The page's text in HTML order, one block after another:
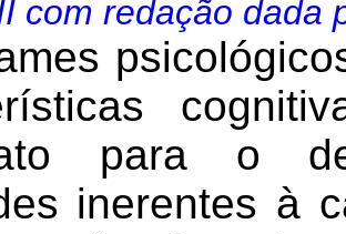
com redação dada
para o
inerentes à